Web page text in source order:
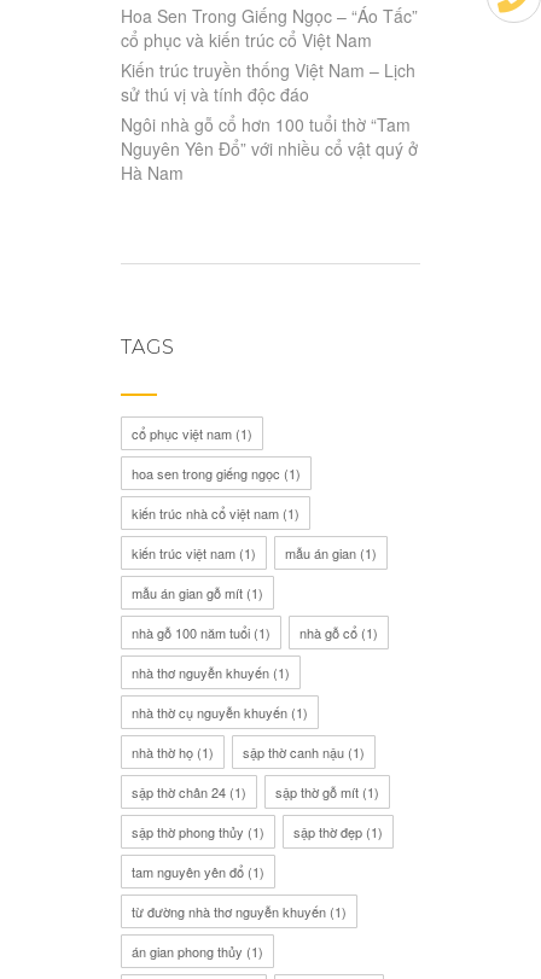
Hoa Sen Trong Giếng Ngọc – “Áo Tấc”
cổ phục và kiến trúc cổ Việt Nam
Kiến trúc truyền thống Việt Nam – Lịch
sử thú vị và tính độc đáo
Ngôi nhà gỗ cổ hơn 100 tuổi thờ “Tam
Nguyên Yên Đổ” với nhiều cổ vật quý ở
Hà Nam
TAGS
cổ phục việt nam (1)
hoa sen trong giếng ngọc (1)
kiến trúc nhà cổ việt nam (1)
kiến trúc việt nam (1) mẫu án gian (1)
mẫu án gian gỗ mít (1)
nhà gỗ 100 năm tuổi (1) nhà gỗ cổ (1)
nhà thơ nguyễn khuyến (1)
nhà thờ cụ nguyễn khuyến (1)
nhà thờ họ (1) sập thờ canh nậu (1)
sập thờ chân 24 (1) sập thờ gỗ mít (1)
sập thờ phong thủy (1) sập thờ đẹp (1)
tam nguyên yên đổ (1)
từ đường nhà thơ nguyễn khuyến (1)
án gian phong thủy (1)